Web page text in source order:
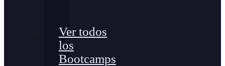
Ver todos
los
Bootcamps